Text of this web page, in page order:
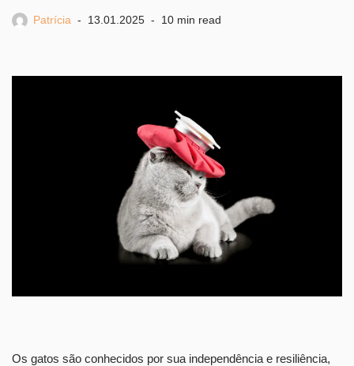
Patrícia 13.01.2025 10 min read
Os gatos são conhecidos por sua independência e resiliência,